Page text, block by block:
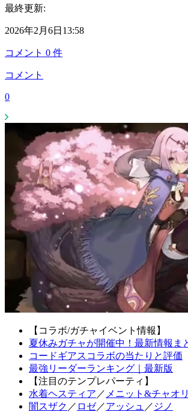
最終更新:
2026年2月6日13:58
コメント 0 件
コメント
0
【コラボ/ガチャイベント情報】
夏休みガチャが開催中！最新情報ま
コードギアスコラボの当たりと評価
最強リーダーランキング｜最新版
【注目のテンプレパーティ】
水着ヘスティア ／ メニット&チャオ
闇スザク ／ ロゼ／アッシュ ／ ジノ